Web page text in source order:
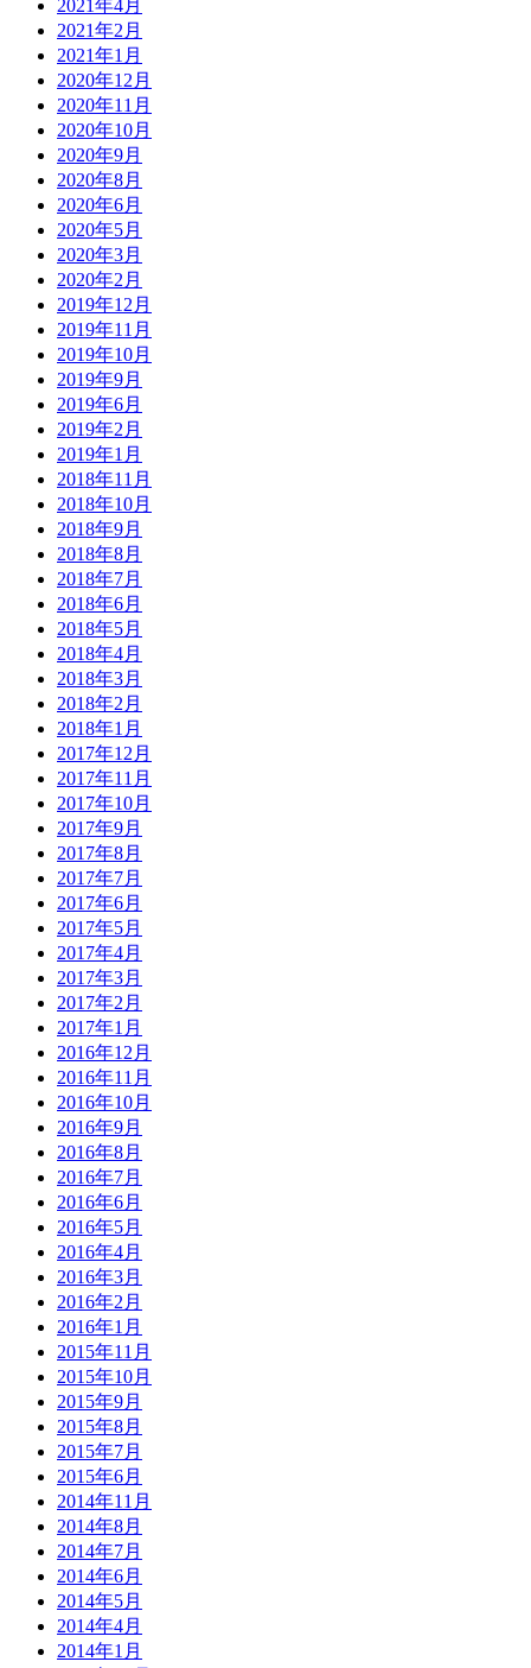
2021年4月
2021年2月
2021年1月
2020年12月
2020年11月
2020年10月
2020年9月
2020年8月
2020年6月
2020年5月
2020年3月
2020年2月
2019年12月
2019年11月
2019年10月
2019年9月
2019年6月
2019年2月
2019年1月
2018年11月
2018年10月
2018年9月
2018年8月
2018年7月
2018年6月
2018年5月
2018年4月
2018年3月
2018年2月
2018年1月
2017年12月
2017年11月
2017年10月
2017年9月
2017年8月
2017年7月
2017年6月
2017年5月
2017年4月
2017年3月
2017年2月
2017年1月
2016年12月
2016年11月
2016年10月
2016年9月
2016年8月
2016年7月
2016年6月
2016年5月
2016年4月
2016年3月
2016年2月
2016年1月
2015年11月
2015年10月
2015年9月
2015年8月
2015年7月
2015年6月
2014年11月
2014年8月
2014年7月
2014年6月
2014年5月
2014年4月
2014年1月